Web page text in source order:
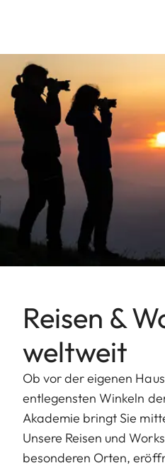
Reisen &
weltweit
Ob vor der eigenen
entlegensten Winkeln
Akademie bringt Sie
Unsere Reisen und
besonderen Orten,